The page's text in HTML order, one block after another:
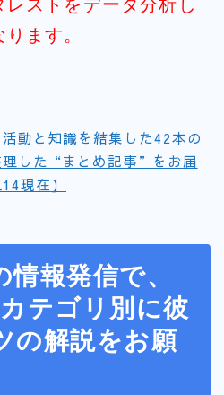
ストをデータ分析し
ます。
動と知識を結集した42本の
理した“まとめ記事”をお届
現在】
報発信で、
テゴリ別に彼
の解説をお願